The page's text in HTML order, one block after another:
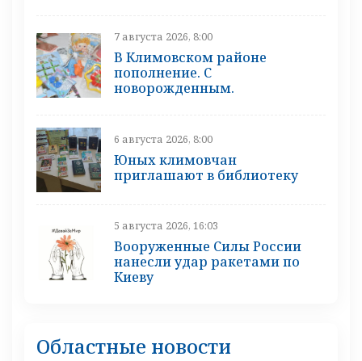
7 августа 2026, 8:00
В Климовском районе
пополнение. С
новорожденным.
6 августа 2026, 8:00
Юных климовчан
приглашают в библиотеку
5 августа 2026, 16:03
Вооруженные Силы России
нанесли удар ракетами по
Киеву
Областные новости